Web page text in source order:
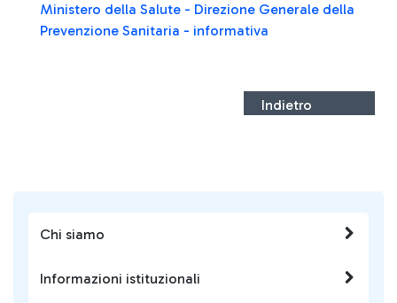
Chi siamo
Informazioni istituzionali
Ministero della Salute - Direzione Generale della
Prevenzione Sanitaria - informativa
Indietro